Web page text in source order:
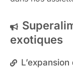
exotiques